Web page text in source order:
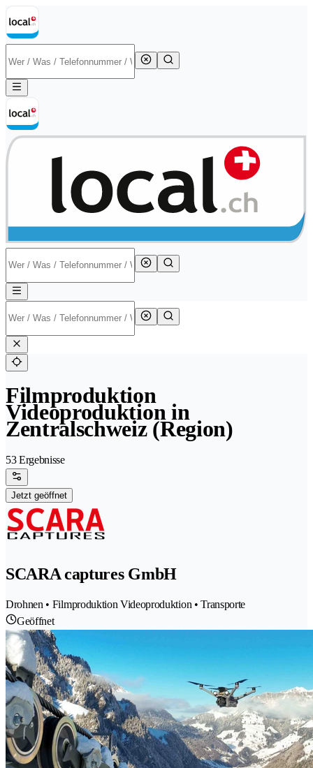
Filmproduktion
Videoproduktion in
Zentralschweiz (Region)
53 Ergebnisse
Jetzt geöffnet
SCARA captures GmbH
Drohnen • Filmproduktion Videoproduktion • Transporte
Geöffnet